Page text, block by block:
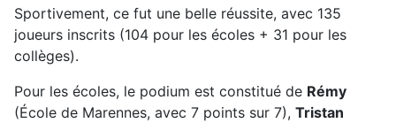
Sportivement, ce fut une belle réussite, avec 135
joueurs inscrits (104 pour les écoles + 31 pour les
collèges).
Pour les écoles, le podium est constitué de Rémy
(École de Marennes, avec 7 points sur 7), Tristan